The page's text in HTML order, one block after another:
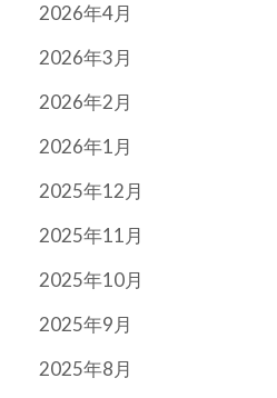
2026年4月
2026年3月
2026年2月
2026年1月
2025年12月
2025年11月
2025年10月
2025年9月
2025年8月